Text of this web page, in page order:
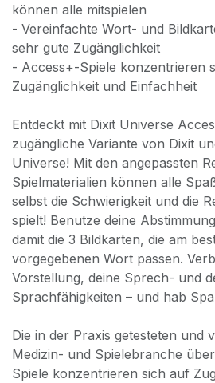
können alle mitspielen
- Vereinfachte Wort- und
sehr gute Zugänglichkeit
- Access+-Spiele konzentrieren
Zugänglichkeit und Einfachheit
Entdeckt mit Dixit Universe
zugängliche Variante von Dixit
Universe! Mit den angepassten
Spielmaterialien können alle
selbst die Schwierigkeit und die
spielt! Benutze deine
damit die 3 Bildkarten, die am
vorgegebenen Wort passen.
Vorstellung, deine Sprech- und
Sprachfähigkeiten – und hab
Die in der Praxis getesteten und
Medizin- und Spielebranche
Spiele konzentrieren sich auf